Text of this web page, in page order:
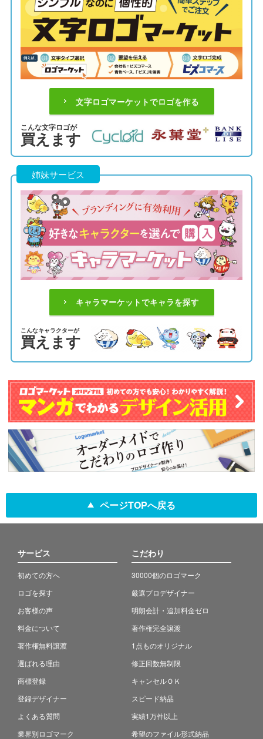
文字ロゴマーケットでロゴを作る
こんな文字ロゴが
買えます
姉妹サービス
キャラマーケットでキャラを探す
こんなキャラクターが
買えます
ページTOPへ戻る
サービス
初めての方へ
ロゴを探す
お客様の声
料金について
著作権無料譲渡
選ばれる理由
商標登録
登録デザイナー
よくある質問
業界別ロゴマーク
こだわり
30000個のロゴマーク
厳選プロデザイナー
明朗会計・追加料金ゼロ
著作権完全譲渡
1点ものオリジナル
修正回数無制限
キャンセルＯＫ
スピード納品
実績1万件以上
希望のファイル形式納品